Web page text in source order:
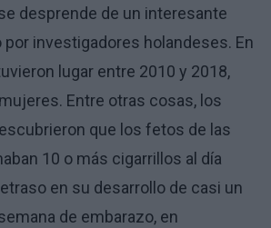
desprende de un interesante
investigadores holandeses. En
lugar entre 2010 y 2018,
Entre otras cosas, los
que los fetos de las
10 o más cigarrillos al día
en su desarrollo de casi un
de embarazo, en